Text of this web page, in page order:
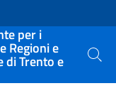
per i
Regioni e
di Trento e Cerca